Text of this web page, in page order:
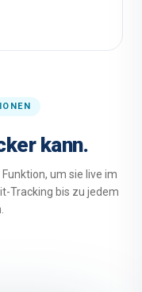
kann.
um sie live im
Tracking bis zu jedem